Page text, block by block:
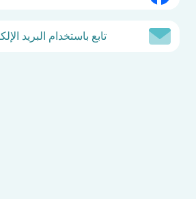
تابع باستخدام البريد